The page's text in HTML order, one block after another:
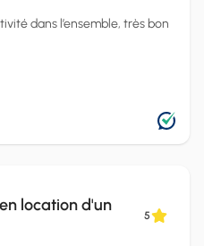
dans l’ensemble, très bon
location d'un
5